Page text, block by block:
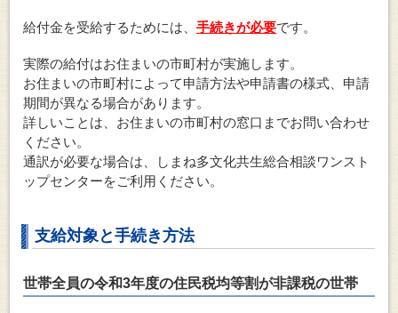
給付金を受給するためには、 手続きが必要です。
実際の給付はお住まいの市町村が実施します。
お住まいの市町村によって申請方法や申請書の様式、申請
期間が異なる場合があります。
詳しいことは、お住まいの市町村の窓口までお問い合わせ
ください。
通訳が必要な場合は、しまね多文化共生総合相談ワンスト
ップセンターをご利用ください。
支給対象と手続き方法
世帯全員の令和3年度の住民税均等割が非課税の世帯